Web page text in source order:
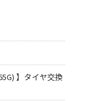
】タイヤ交換